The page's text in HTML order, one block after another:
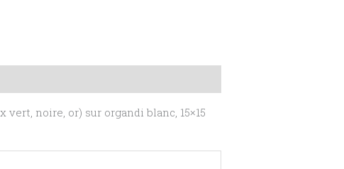
noire, or) sur organdi blanc, 15×15